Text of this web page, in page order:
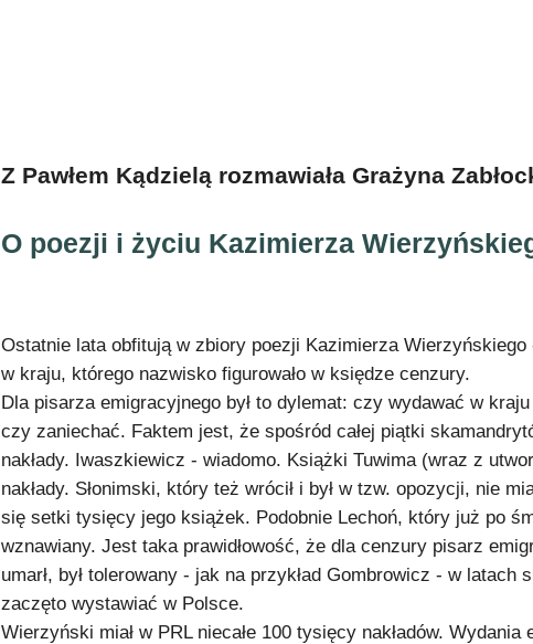
Z Pawłem Kądzielą rozmawiała Grażyna
O poezji i życiu Kazimierza
Ostatnie lata obfitują w zbiory poezji Kazimierza
w kraju, którego nazwisko figurowało w księdze cenzury.
Dla pisarza emigracyjnego był to dylemat: czy wydawać w
czy zaniechać. Faktem jest, że spośród całej piątki
nakłady. Iwaszkiewicz - wiadomo. Książki Tuwima (wraz z
nakłady. Słonimski, który też wrócił i był w tzw. opozycji, nie
się setki tysięcy jego książek. Podobnie Lechoń, który już po
wznawiany. Jest taka prawidłowość, że dla cenzury pisarz
umarł, był tolerowany - jak na przykład Gombrowicz - w
zaczęto wystawiać w Polsce.
Wierzyński miał w PRL niecałe 100 tysięcy nakładów.